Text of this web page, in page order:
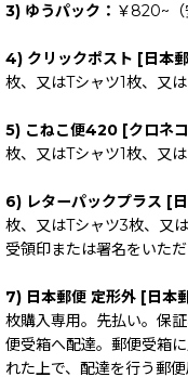
3) ゆうパック： ￥820~（
4) クリックポスト [日本
枚、又はTシャツ1枚、又
5) こねこ便420 [クロネコ
枚、又はTシャツ1枚、又
6) レターパックプラス [
枚、又はTシャツ3枚、又
受領印または署名をいた
7) 日本郵便 定形外 [日本
枚購入専用。先払い。保
便受箱へ配達。郵便受箱
れた上で、配達を行う郵